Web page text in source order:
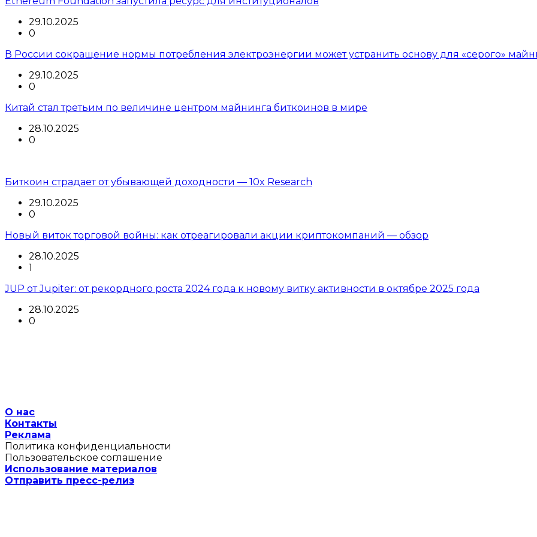
29.10.2025
0
В России сокращение нормы потребления электроэнергии может устранить основу для «серого»
29.10.2025
0
Китай стал третьим по величине центром майнинга биткоинов в мире
28.10.2025
0
Биткоин страдает от убывающей доходности — 10x Research
29.10.2025
0
Новый виток торговой войны: как отреагировали акции криптокомпаний — обзор
28.10.2025
1
JUP от Jupiter: от рекордного роста 2024 года к новому витку активности в октябре 2025 года
28.10.2025
0
О нас
Контакты
Реклама
Политика конфиденциальности
Пользовательское соглашение
Использование материалов
Отправить пресс-релиз